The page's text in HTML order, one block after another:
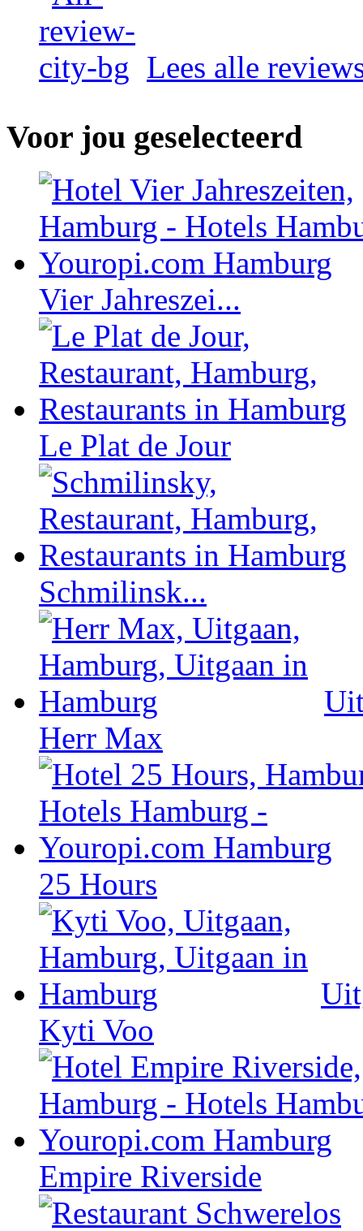
Lees alle
Voor jou geselecteerd
Vier Jahreszei...
Le Plat de Jour
Schmilinsk...
Herr Max
25 Hours
Kyti Voo
Empire Riverside